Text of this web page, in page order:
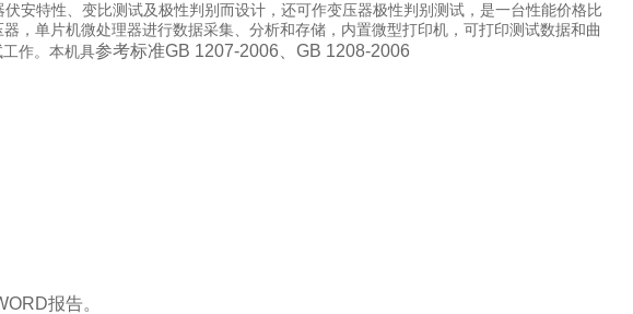
安特性、变比测试及极性判别而设计，还可作变压器极性判别测试，是一台性能价格比
，单片机微处理器进行数据采集、分析和存储，内置微型打印机，可打印测试数据和曲
作。本机具参考标准GB 1207-2006、GB 1208-2006
报告。